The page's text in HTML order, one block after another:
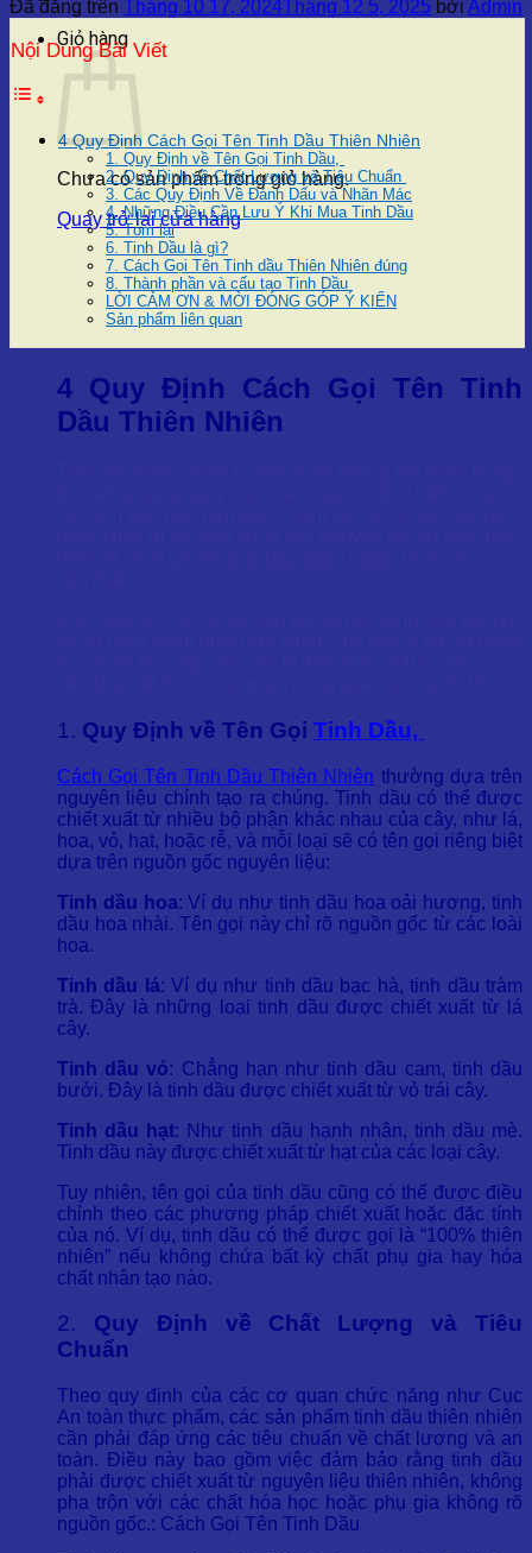
Giỏ hàng
Chưa có sản phẩm trong giỏ hàng.
Quay trở lại cửa hàng
Đã đăng trên Tháng 10 17, 2024Tháng 12 5, 2025 bởi Admin
Nội Dung Bài Viết
4 Quy Định Cách Gọi Tên Tinh Dầu Thiên Nhiên
1. Quy Định về Tên Gọi Tinh Dầu,
2. Quy Định về Chất Lượng và Tiêu Chuẩn
3. Các Quy Định Về Đánh Dấu và Nhãn Mác
4. Những Điều Cần Lưu Ý Khi Mua Tinh Dầu
5. Tóm lại
6. Tinh Dầu là gì?
7. Cách Gọi Tên Tinh dầu Thiên Nhiên đúng
8. Thành phần và cấu tạo Tinh Dầu
LỜI CẢM ƠN & MỜI ĐÓNG GÓP Ý KIẾN
Sản phẩm liên quan
4 Quy Định Cách Gọi Tên Tinh
Dầu Thiên Nhiên
1. Quy Định về Tên Gọi Tinh Dầu,
Cách Gọi Tên Tinh Dầu Thiên Nhiên thường dựa trên
nguyên liệu chính tạo ra chúng. Tinh dầu có thể được
chiết xuất từ nhiều bộ phận khác nhau của cây, như lá,
hoa, vỏ, hạt, hoặc rễ, và mỗi loại sẽ có tên gọi riêng biệt
dựa trên nguồn gốc nguyên liệu:
Tinh dầu hoa: Ví dụ như tinh dầu hoa oải hương, tinh
dầu hoa nhài. Tên gọi này chỉ rõ nguồn gốc từ các loài
hoa.
Tinh dầu lá: Ví dụ như tinh dầu bạc hà, tinh dầu tràm
trà. Đây là những loại tinh dầu được chiết xuất từ lá
cây.
Tinh dầu vỏ: Chẳng hạn như tinh dầu cam, tinh dầu
bưởi. Đây là tinh dầu được chiết xuất từ vỏ trái cây.
Tinh dầu hạt: Như tinh dầu hạnh nhân, tinh dầu mè.
Tinh dầu này được chiết xuất từ hạt của các loại cây.
Tuy nhiên, tên gọi của tinh dầu cũng có thể được điều
chỉnh theo các phương pháp chiết xuất hoặc đặc tính
của nó. Ví dụ, tinh dầu có thể được gọi là “100% thiên
nhiên” nếu không chứa bất kỳ chất phụ gia hay hóa
chất nhân tạo nào.
2. Quy Định về Chất Lượng và Tiêu
Chuẩn
Theo quy định của các cơ quan chức năng như Cục
An toàn thực phẩm, các sản phẩm tinh dầu thiên nhiên
cần phải đáp ứng các tiêu chuẩn về chất lượng và an
toàn. Điều này bao gồm việc đảm bảo rằng tinh dầu
phải được chiết xuất từ nguyên liệu thiên nhiên, không
pha trộn với các chất hóa học hoặc phụ gia không rõ
nguồn gốc.: Cách Gọi Tên Tinh Dầu